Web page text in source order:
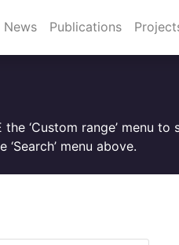
News Publications
‘Custom range’ menu to
menu above.